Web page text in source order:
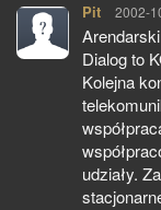
Pit pisze:
2002-
Dialog to
Kolejna
udziały.